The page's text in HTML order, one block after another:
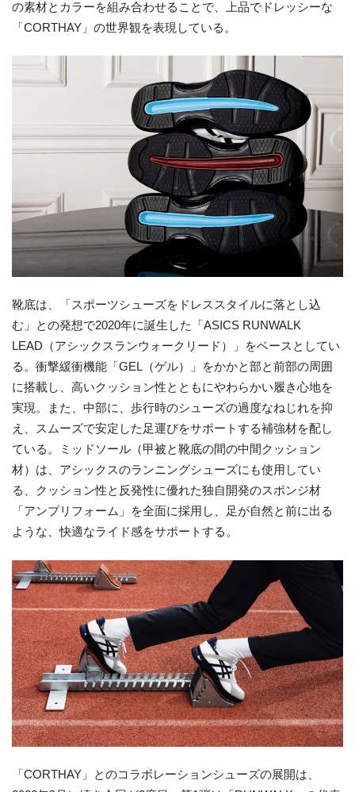
の素材とカラーを組み合わせることで、上品でドレッシーな
「CORTHAY」の世界観を表現している。
靴底は、「スポーツシューズをドレススタイルに落とし込
む」との発想で2020年に誕生した「ASICS RUNWALK
LEAD（アシックスランウォークリード）」をベースとしてい
る。衝撃緩衝機能「GEL（ゲル）」をかかと部と前部の周囲
に搭載し、高いクッション性とともにやわらかい履き心地を
実現。また、中部に、歩行時のシューズの過度なねじれを抑
え、スムーズで安定した足運びをサポートする補強材を配し
ている。ミッドソール（甲被と靴底の間の中間クッション
材）は、アシックスのランニングシューズにも使用してい
る、クッション性と反発性に優れた独自開発のスポンジ材
「アンプリフォーム」を全面に採用し、足が自然と前に出る
ような、快適なライド感をサポートする。
「CORTHAY」とのコラボレーションシューズの展開は、